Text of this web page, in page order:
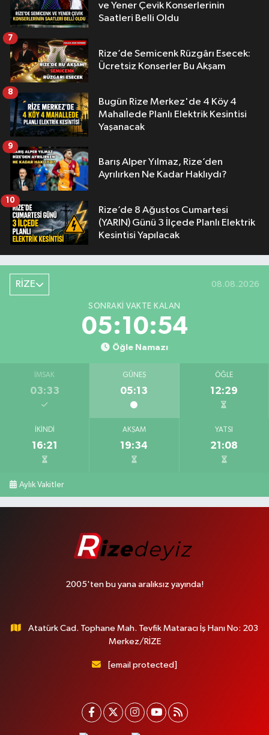
ve Yener Çevik Konserlerinin
Saatleri Belli Oldu
Rize’de Semicenk Rüzgârı Esecek:
Ücretsiz Konserler Bu Akşam
7
Bugün Rize Merkez'de 4 Köy 4
Mahallede Planlı Elektrik Kesintisi
Yaşanacak
8
Barış Alper Yılmaz, Rize’den
Ayrılırken Ne Kadar Haklıydı?
9
Rize’de 8 Ağustos Cumartesi
(YARIN) Günü 3 İlçede Planlı Elektrik
Kesintisi Yapılacak
10
RİZE 08.08.2026
SONRAKI VAKTE KALAN
05:10:53
Öğle Namazı
İMSAK
03:33
GÜNEŞ
05:13
ÖĞLE
12:29
İKINDI
16:21
AKŞAM
19:34
YATSI
21:08
Aylık Vakitler
2005'ten bu yana aralıksız yayında!
Atatürk Cad. Tophane Mah. Tevfik Mataracı İş Hanı No: 203
Merkez/RİZE
[email protected]